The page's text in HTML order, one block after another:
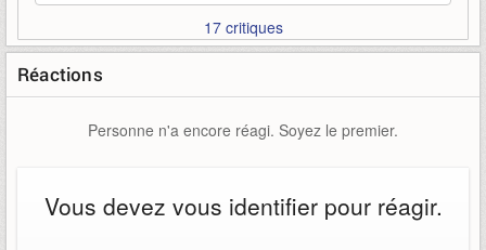
17 critiques
Réactions
Personne n'a encore réagi. Soyez le premier.
Vous devez vous identifier pour réagir.